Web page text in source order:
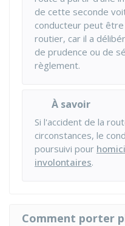
de cette seconde
conducteur peut
routier, car il a
de prudence ou de
règlement.
À savoir
Si l'accident de la
circonstances, le
poursuivi pour
involontaires.
Comment porter